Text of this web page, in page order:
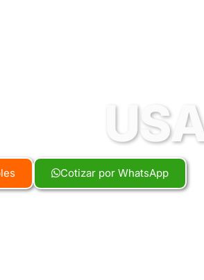
Cotizar por WhatsApp